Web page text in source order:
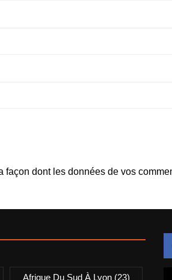
façon dont les données de vos
Afrique Du Sud À Lyon(23)